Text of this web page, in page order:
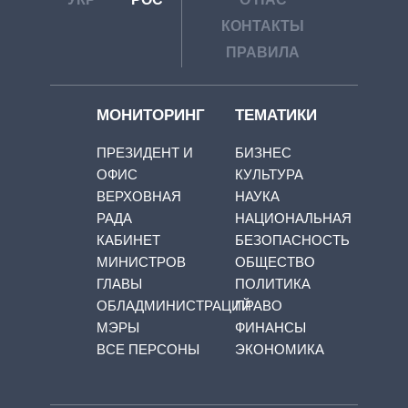
КОНТАКТЫ
ПРАВИЛА
МОНИТОРИНГ
ПРЕЗИДЕНТ И
ОФИС
ВЕРХОВНАЯ
РАДА
КАБИНЕТ
МИНИСТРОВ
ГЛАВЫ
ОБЛАДМИНИСТРАЦИЙ
МЭРЫ
ВСЕ ПЕРСОНЫ
ТЕМАТИКИ
БИЗНЕС
КУЛЬТУРА
НАУКА
НАЦИОНАЛЬНАЯ
БЕЗОПАСНОСТЬ
ОБЩЕСТВО
ПОЛИТИКА
ПРАВО
ФИНАНСЫ
ЭКОНОМИКА